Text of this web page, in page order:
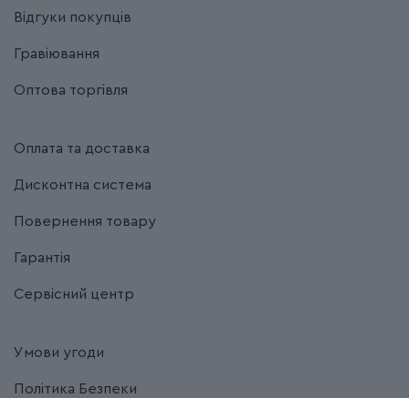
Відгуки покупців
Гравіювання
Оптова торгівля
Оплата та доставка
Дисконтна система
Повернення товару
Гарантія
Сервісний центр
Умови угоди
Політика Безпеки